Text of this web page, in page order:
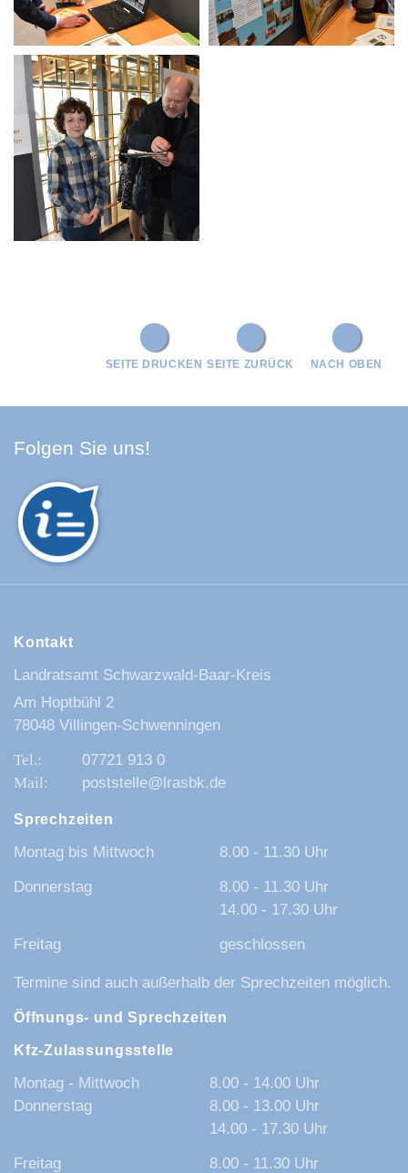
NACH OBEN
SEITE ZURÜCK
SEITE DRUCKEN
Folgen Sie uns!
Kontakt
Landratsamt Schwarzwald-Baar-Kreis
Am Hoptbühl 2
78048 Villingen-Schwenningen
07721 913 0
poststelle@lrasbk.de
Sprechzeiten
Montag bis Mittwoch
8.00 - 11.30 Uhr
Donnerstag
8.00 - 11.30 Uhr
14.00 - 17.30 Uhr
Freitag
geschlossen
Termine sind auch außerhalb der Sprechzeiten möglich.
Öffnungs- und Sprechzeiten
Kfz-Zulassungsstelle
Montag - Mittwoch
8.00 - 14.00 Uhr
Donnerstag
8.00 - 13.00 Uhr
14.00 - 17.30 Uhr
Freitag
8.00 - 11.30 Uhr